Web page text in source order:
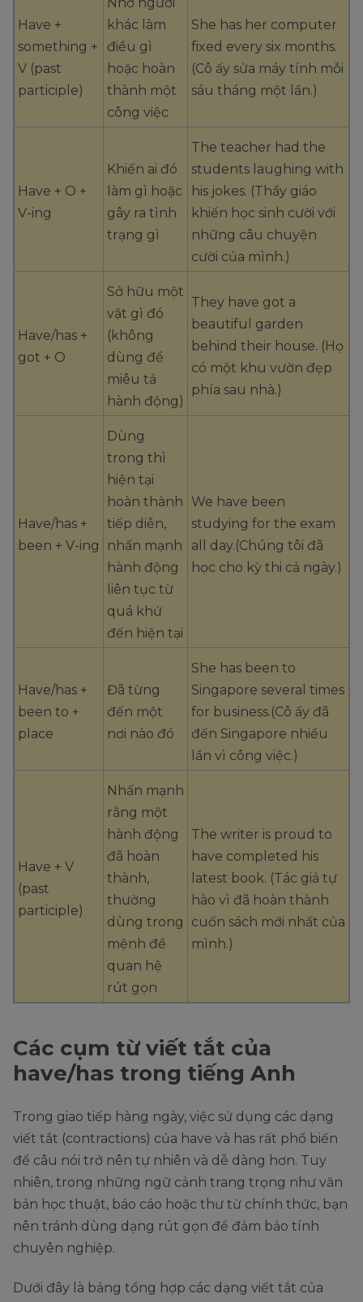
Have +
something +
V (past
participle)
khác làm
điều gì
hoặc hoàn
thành một
công việc
She has her computer
fixed every six months.
(Cô ấy sửa máy tính mỗi
sáu tháng một lần.)
Have + O +
V-ing
Khiến ai đó
làm gì hoặc
gây ra tình
trạng gì
The teacher had the
students laughing with
his jokes. (Thầy giáo
khiến học sinh cười với
những câu chuyện
cười của mình.)
Have/has +
got + O
Sở hữu một
vật gì đó
(không
dùng để
miêu tả
hành động)
They have got a
beautiful garden
behind their house. (Họ
có một khu vườn đẹp
phía sau nhà.)
Have/has +
been + V-ing
Dùng
trong thì
hiện tại
hoàn thành
tiếp diễn,
nhấn mạnh
hành động
liên tục từ
quá khứ
đến hiện tại
We have been
studying for the exam
all day.(Chúng tôi đã
học cho kỳ thi cả ngày.)
Have/has +
been to +
place
Đã từng
đến một
nơi nào đó
She has been to
Singapore several times
for business.(Cô ấy đã
đến Singapore nhiều
lần vì công việc.)
Have + V
(past
participle)
Nhấn mạnh
rằng một
hành động
đã hoàn
thành,
thường
dùng trong
mệnh đề
quan hệ
rút gọn
The writer is proud to
have completed his
latest book. (Tác giả tự
hào vì đã hoàn thành
cuốn sách mới nhất của
mình.)
Các cụm từ viết tắt của
have/has trong tiếng Anh
Trong giao tiếp hàng ngày, việc sử dụng các dạng
viết tắt (contractions) của have và has rất phổ biến
để câu nói trở nên tự nhiên và dễ dàng hơn. Tuy
nhiên, trong những ngữ cảnh trang trọng như văn
bản học thuật, báo cáo hoặc thư từ chính thức, bạn
nên tránh dùng dạng rút gọn để đảm bảo tính
chuyên nghiệp.
Dưới đây là bảng tổng hợp các dạng viết tắt của